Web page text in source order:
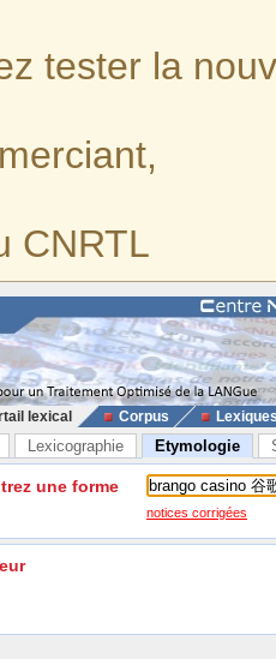
tester la
CNRTL
lexical Corpus
Lexicographie Etymologie
une forme
notices corrigées